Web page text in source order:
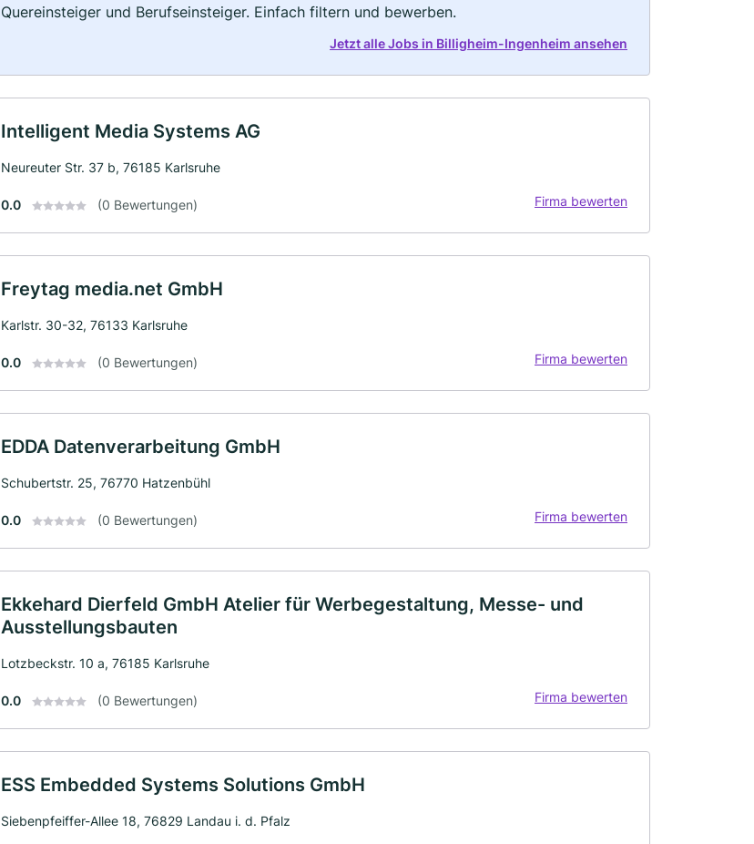
Quereinsteiger und Berufseinsteiger. Einfach filtern und bewerben.
Jetzt alle Jobs in Billigheim-Ingenheim ansehen
Intelligent Media Systems AG
Neureuter Str. 37 b, 76185 Karlsruhe
0.0 (0 Bewertungen) Firma bewerten
Freytag media.net GmbH
Karlstr. 30-32, 76133 Karlsruhe
0.0 (0 Bewertungen) Firma bewerten
EDDA Datenverarbeitung GmbH
Schubertstr. 25, 76770 Hatzenbühl
0.0 (0 Bewertungen) Firma bewerten
Ekkehard Dierfeld GmbH Atelier für Werbegestaltung, Messe- und
Ausstellungsbauten
Lotzbeckstr. 10 a, 76185 Karlsruhe
0.0 (0 Bewertungen) Firma bewerten
ESS Embedded Systems Solutions GmbH
Siebenpfeiffer-Allee 18, 76829 Landau i. d. Pfalz